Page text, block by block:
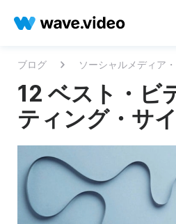
ブログ ソーシャルメディア
12 ベスト・ビ
ティング・サ